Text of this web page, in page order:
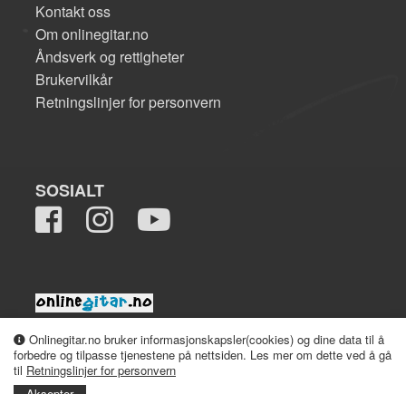
Onlinegitar.no bruker informasjonskapsler(cookies) og dine data til å
forbedre og tilpasse tjenestene på nettsiden. Les mer om dette ved å gå
til Retningslinjer for personvern
Kontakt oss
Om onlinegitar.no
Åndsverk og rettigheter
Brukervilkår
Retningslinjer for personvern
SOSIALT
2008-2026 onlinegitar.no